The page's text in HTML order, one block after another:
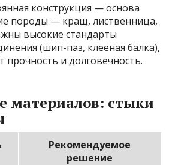
конструкция — основа
породы — кращ, лиственница,
высокие стандарты
(шип-паз, клееная балка),
прочность и долговечность.
материалов: стыки
Рекомендуемое
решение